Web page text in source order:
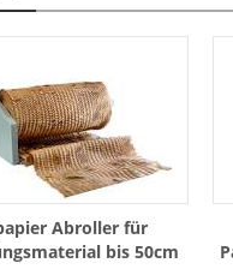
Abroller für
bis 50cm